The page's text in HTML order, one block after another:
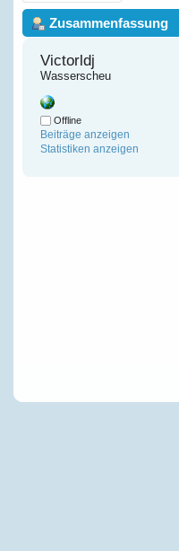
Zusammenfassung
Victorldj
Wasserscheu
Offline
Beiträge anzeigen
Statistiken anzeigen